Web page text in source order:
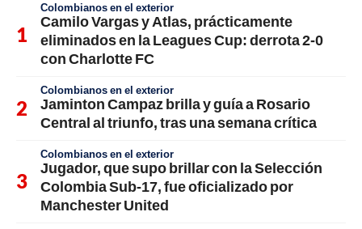
Colombianos en el exterior
Camilo Vargas y Atlas, prácticamente
eliminados en la Leagues Cup: derrota 2-0
con Charlotte FC
Colombianos en el exterior
Jaminton Campaz brilla y guía a Rosario
Central al triunfo, tras una semana crítica
Colombianos en el exterior
Jugador, que supo brillar con la Selección
Colombia Sub-17, fue oficializado por
Manchester United